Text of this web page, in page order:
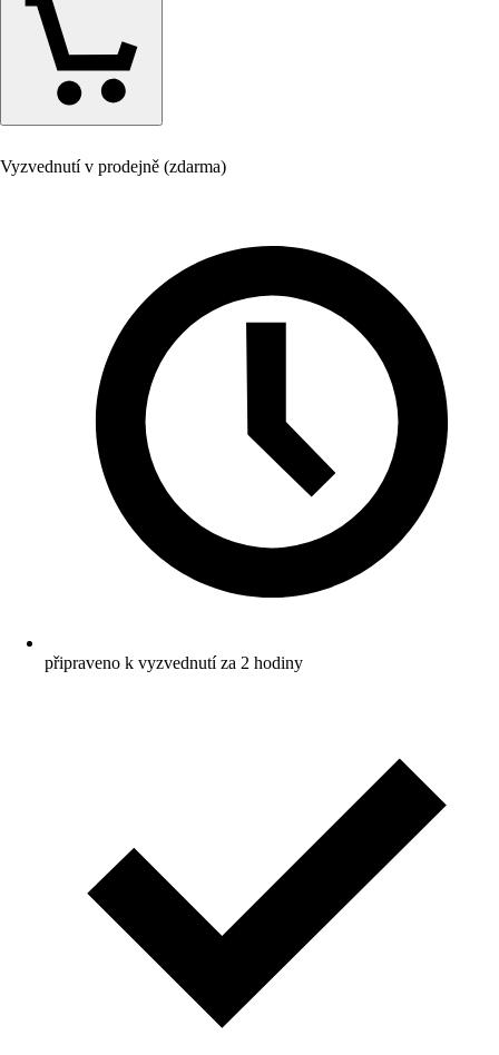
Vyzvednutí v prodejně (zdarma)
připraveno k vyzvednutí za 2 hodiny